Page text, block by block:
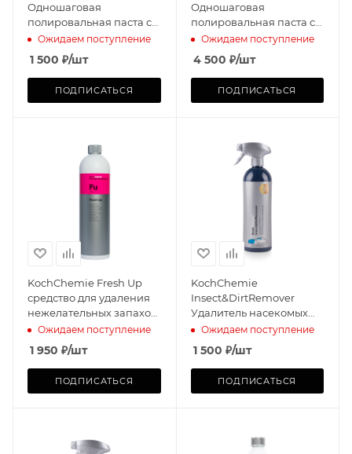
Одношаговая
полировальная паста с
защитным эффектом
ONE CUT & FINISH P6.01
(250мл)
Ожидаем поступление
1 500 ₽/шт
ПОДПИСАТЬСЯ
Одношаговая
полировальная паста с
защитным эффектом
ONE CUT & FINISH P6.01
(1л)
Ожидаем поступление
4 500 ₽/шт
ПОДПИСАТЬСЯ
KochChemie Fresh Up
средство для удаления
нежелательных запахов
(1л)Ожидаем поступление
1 950 ₽/шт
ПОДПИСАТЬСЯ
KochChemie
Insect&DirtRemover
Удалитель насекомых
(750мл)
Ожидаем поступление
1 500 ₽/шт
ПОДПИСАТЬСЯ